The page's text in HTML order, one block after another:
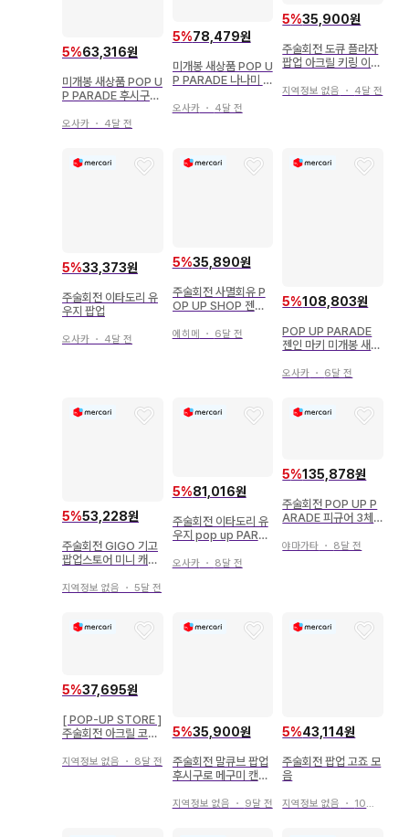
5%63,316원
미개봉 새상품 POP U
P PARADE 후시구로
오사카 ・ 4달 전
5%78,479원
미개봉 새상품 POP U
P PARADE 나나미 켄
오사카・ 4달 전
5%35,900원
주술회전 도큐 플라자
팝업 아크릴 키링 이노
지역정보 없음 ・ 4달 전
5%33,373원
주술회전 이타도리 유
우지 팝업
오사카 ・ 4달 전
5%35,890원
주술회전 사멸회유 P
OP UP SHOP 젠인
에히메 ・ 6달 전
5%108,803원
POP UP PARADE
젠인 마키 미개봉 새상
오사카 ・ 6달 전
5%53,228원
주술회전 GIGO 기고
팝업스토어 미니 캐릭
지역정보 없음 ・ 5달 전
5%81,016원
주술회전 이타도리 유
우지 pop up PARA
카드
오사카・ 8달 전
5%135,878원
주술회전 POP UP P
ARADE 피규어 3체
고죠
야마가타 ・ 8달 전
5%37,695원
[ POP-UP STORE ]
주술회전 아크릴 코스
지역정보 없음 ・ 8달 전
5%35,900원
주술회전 말큐브 팝업
후시구로 메구미 캔뱃
지역정보 없음 ・ 9달 전
5%43,114원
주술회전 팝업 고죠 모
음
지역정보 없음 ・ 10달 전